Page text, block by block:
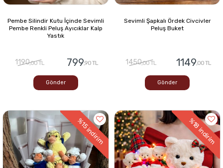
Pembe Silindir Kutu İçinde Sevimli
Pembe Renkli Peluş Ayıcıklar Kalp
Yastık
1190,00 TL 799,90 TL
Gönder
Sevimli Şapkalı Ördek Civcivler
Peluş Buket
1450,00 TL 1149,00 TL
Gönder
%15
indirim
%18
indirim